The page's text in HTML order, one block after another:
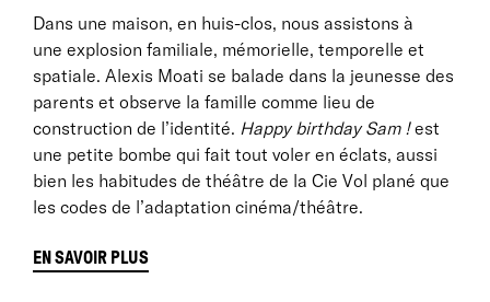
Dans une maison, en huis-clos, nous assistons à
une explosion familiale, mémorielle, temporelle et
spatiale. Alexis Moati se balade dans la jeunesse des
parents et observe la famille comme lieu de
construction de l’identité. Happy birthday Sam !est
une petite bombe qui fait tout voler en éclats, aussi
bien les habitudes de théâtre de la Cie Vol plané que
les codes de l’adaptation cinéma/théâtre.
EN SAVOIR PLUS